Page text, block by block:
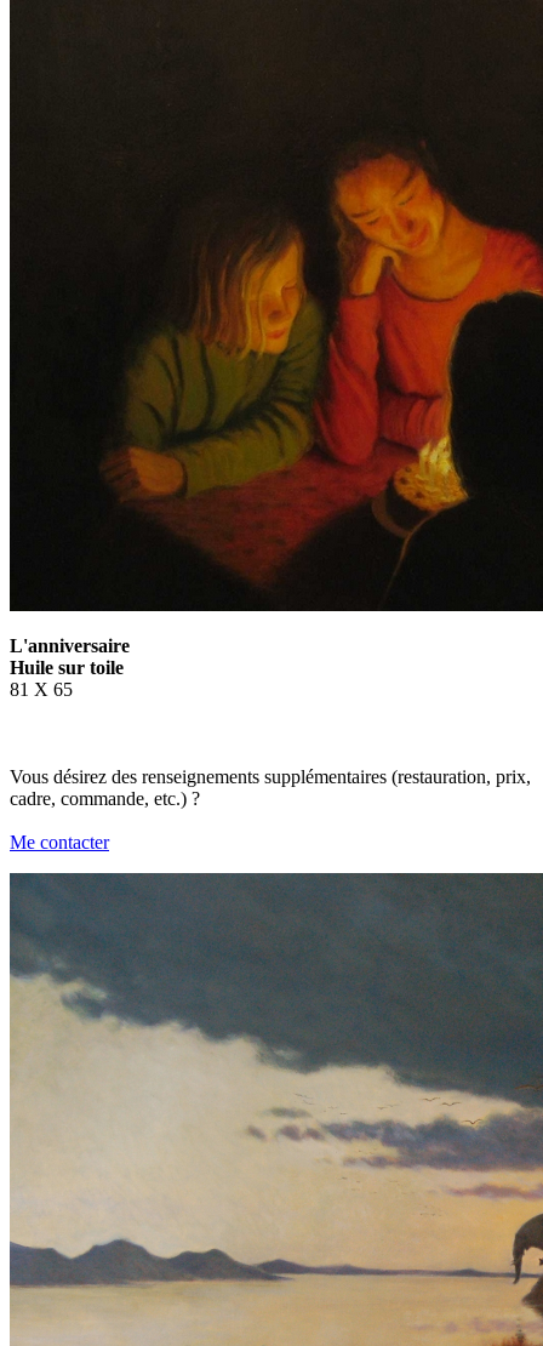
L'anniversaire
Huile sur toile
81 X 65
Vous désirez des renseignements supplémentaires (restauration, prix,
cadre, commande, etc.) ?
Me contacter